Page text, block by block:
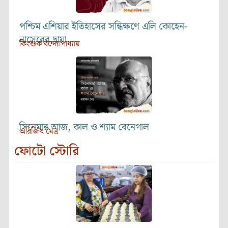
পশ্চিম এশিয়ার ইতিহাসের সন্ধিক্ষণে এলি কোহেন-
নাসেরের ছায়া
কিংশুক বন্দ্যোপাধ্যায়
সিনেমার আজ, কাল ও শ্যাম বেনেগাল
অরিজিৎ মৈত্র
ফোটো স্টোরি